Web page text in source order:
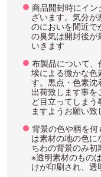
商品開封時にイ
ざいます。気分
のにおいを間近で
の臭気は開封後が
いきます
布製品について
埃による微かな色
す。黒点・色素沈
出荷致します事
ど目立ってしま
ますようお願い致
背景の色や柄を
は素材の地の色に
ちわの背景のみ初
※透明素材のもの
けが印刷され、透